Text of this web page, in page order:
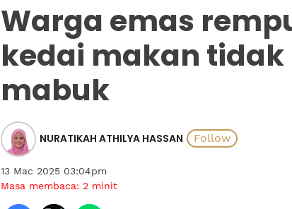
Warga emas
kedai makan tidak
mabuk
NURATIKAH ATHILYA HASSAN
13 Mac 2025 03:04pm
Masa membaca: 2 minit